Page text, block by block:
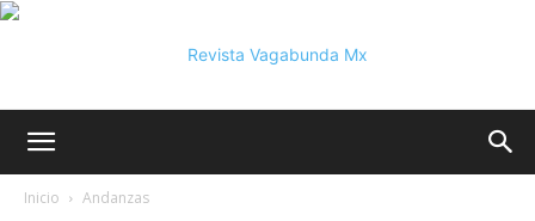
Inicio Andanzas